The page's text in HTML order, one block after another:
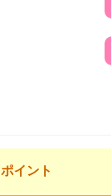
ポイント